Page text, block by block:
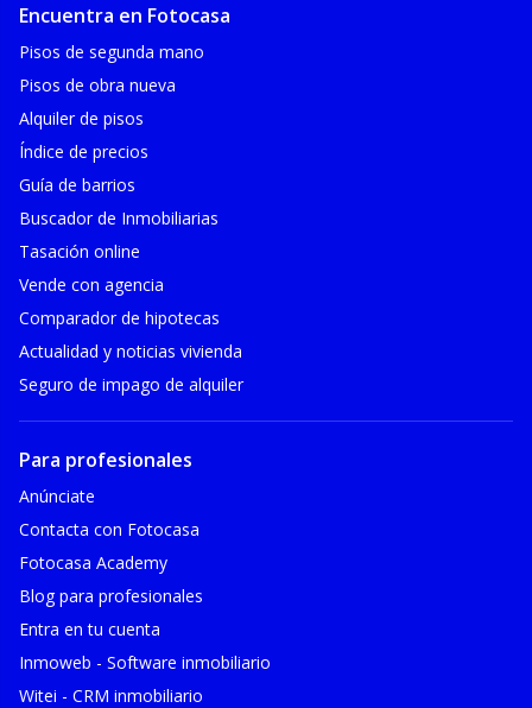
Encuentra en Fotocasa
Pisos de segunda mano
Pisos de obra nueva
Alquiler de pisos
Índice de precios
Guía de barrios
Buscador de Inmobiliarias
Tasación online
Vende con agencia
Comparador de hipotecas
Actualidad y noticias vivienda
Seguro de impago de alquiler
Para profesionales
Anúnciate
Contacta con Fotocasa
Fotocasa Academy
Blog para profesionales
Entra en tu cuenta
Inmoweb - Software inmobiliario
Witei - CRM inmobiliario